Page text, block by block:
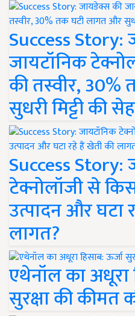
Success
जायटॉनिक
की तस्वीर,
सुधरी मिट्टी की
Success Story:
टेक्नोलॉजी से
उत्पादन और घटा
लागत?
एथेनॉल का अधूरा
सुरक्षा की कीमत